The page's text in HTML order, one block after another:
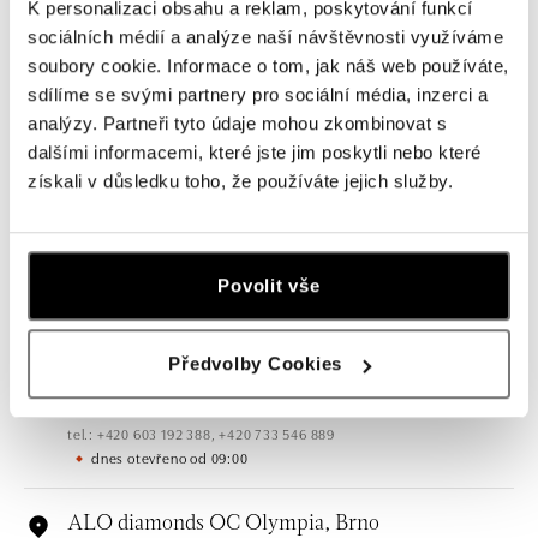
K personalizaci obsahu a reklam, poskytování funkcí
sociálních médií a analýze naší návštěvnosti využíváme
soubory cookie. Informace o tom, jak náš web používáte,
sdílíme se svými partnery pro sociální média, inzerci a
analýzy. Partneři tyto údaje mohou zkombinovat s
dalšími informacemi, které jste jim poskytli nebo které
získali v důsledku toho, že používáte jejich služby.
Povolit vše
Předvolby Cookies
Všechny Česko Slovensko
ALO diamonds OC Forum Nová Karolina,
Ostrava
tel.: +420 603 166 013, +420 603 565 187
ALO diamonds OC Nový Smíchov, Praha 5
tel.: +420 603 192 388, +420 733 546 889
dnes otevřeno od 09:00
ALO diamonds OC Olympia, Brno